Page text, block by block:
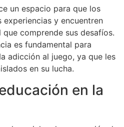
un espacio para que los
y encuentren
comprende sus desafíos.
es fundamental para
adicción al juego, ya que les
en su lucha.
en la